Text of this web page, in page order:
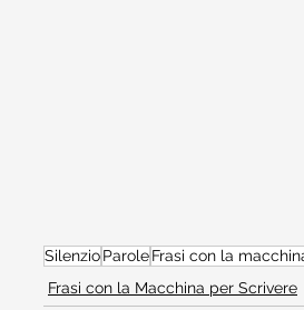
SilenzioParoleFrasi con la
Frasi con la Macchina per Scrivere